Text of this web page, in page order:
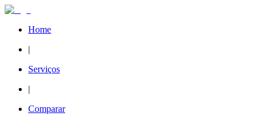
Home
|
Serviços
|
Comparar